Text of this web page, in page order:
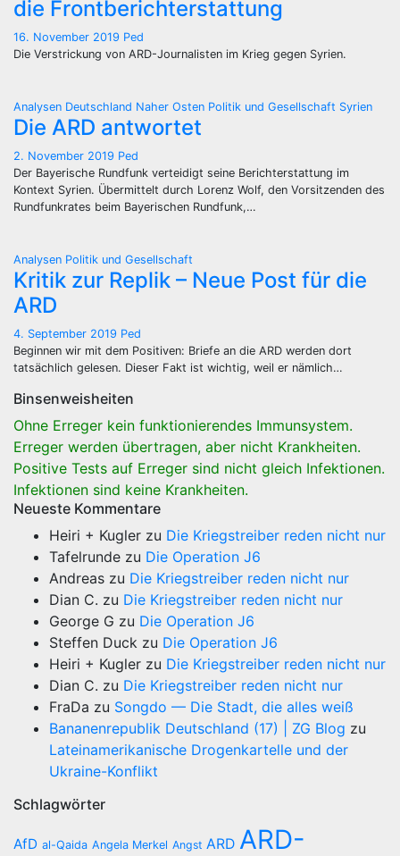
die Frontberichterstattung
16. November 2019 Ped
Die Verstrickung von ARD-Journalisten im Krieg gegen Syrien.
Analysen Deutschland Naher Osten Politik und Gesellschaft Syrien
Die ARD antwortet
2. November 2019 Ped
Der Bayerische Rundfunk verteidigt seine Berichterstattung im
Kontext Syrien. Übermittelt durch Lorenz Wolf, den Vorsitzenden des
Rundfunkrates beim Bayerischen Rundfunk,…
Analysen Politik und Gesellschaft
Kritik zur Replik – Neue Post für die
ARD
4. September 2019 Ped
Beginnen wir mit dem Positiven: Briefe an die ARD werden dort
tatsächlich gelesen. Dieser Fakt ist wichtig, weil er nämlich…
Binsenweisheiten
Ohne Erreger kein funktionierendes Immunsystem.
Erreger werden übertragen, aber nicht Krankheiten.
Positive Tests auf Erreger sind nicht gleich Infektionen.
Infektionen sind keine Krankheiten.
Neueste Kommentare
Heiri + Kugler zu Die Kriegstreiber reden nicht nur
Tafelrunde zu Die Operation J6
Andreas zu Die Kriegstreiber reden nicht nur
Dian C. zu Die Kriegstreiber reden nicht nur
George G zu Die Operation J6
Steffen Duck zu Die Operation J6
Heiri + Kugler zu Die Kriegstreiber reden nicht nur
Dian C. zu Die Kriegstreiber reden nicht nur
FraDa zu Songdo — Die Stadt, die alles weiß
Bananenrepublik Deutschland (17) | ZG Blog zu
Lateinamerikanische Drogenkartelle und der
Ukraine-Konflikt
Schlagwörter
AfD al-Qaida Angela Merkel Angst ARD ARD-